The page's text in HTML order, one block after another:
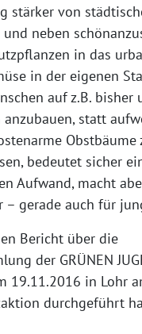
stärker von
neben
in das
in der eigenen
auf z.B. bisher
anzubauen, statt
bedeutet sicher
Aufwand, macht
gerade auch für
Bericht über die
der GRÜNEN
19.11.2016 in Lohr
durchgeführt